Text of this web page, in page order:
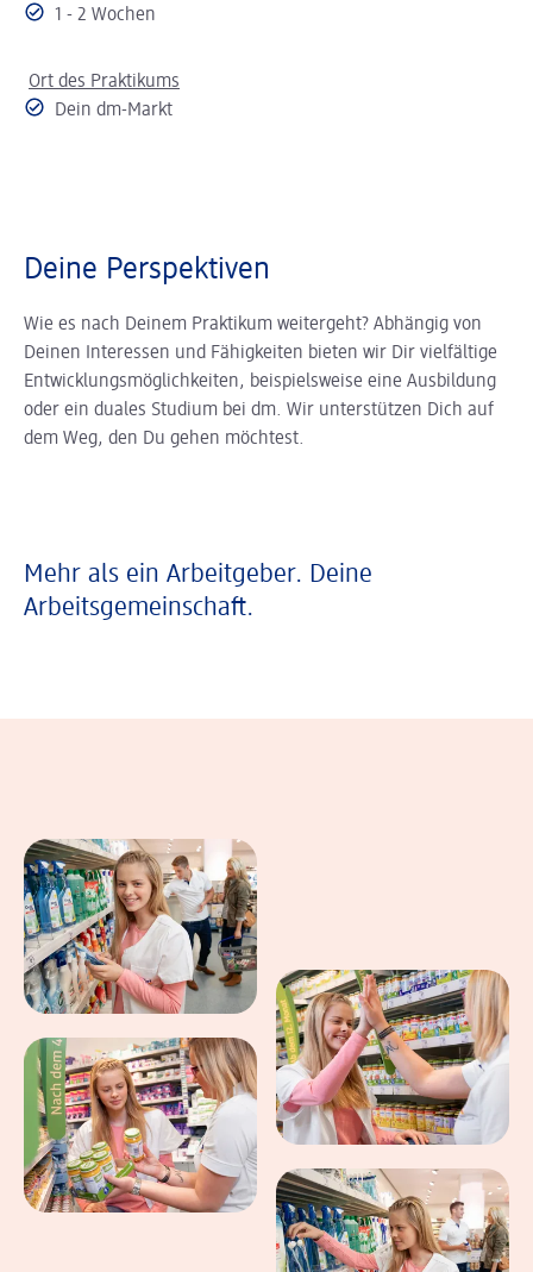
1 - 2 Wochen
Ort des Praktikums
Dein dm-Markt
Deine Perspektiven
Wie es nach Deinem Praktikum weitergeht? Abhängig von
Deinen Interessen und Fähigkeiten bieten wir Dir vielfältige
Entwicklungsmöglichkeiten, beispielsweise eine Ausbildung
oder ein duales Studium bei dm. Wir unterstützen Dich auf
dem Weg, den Du gehen möchtest.
Mehr als ein Arbeitgeber. Deine
Arbeitsgemeinschaft.
Eindrücke aus dem Arbeitsalltag